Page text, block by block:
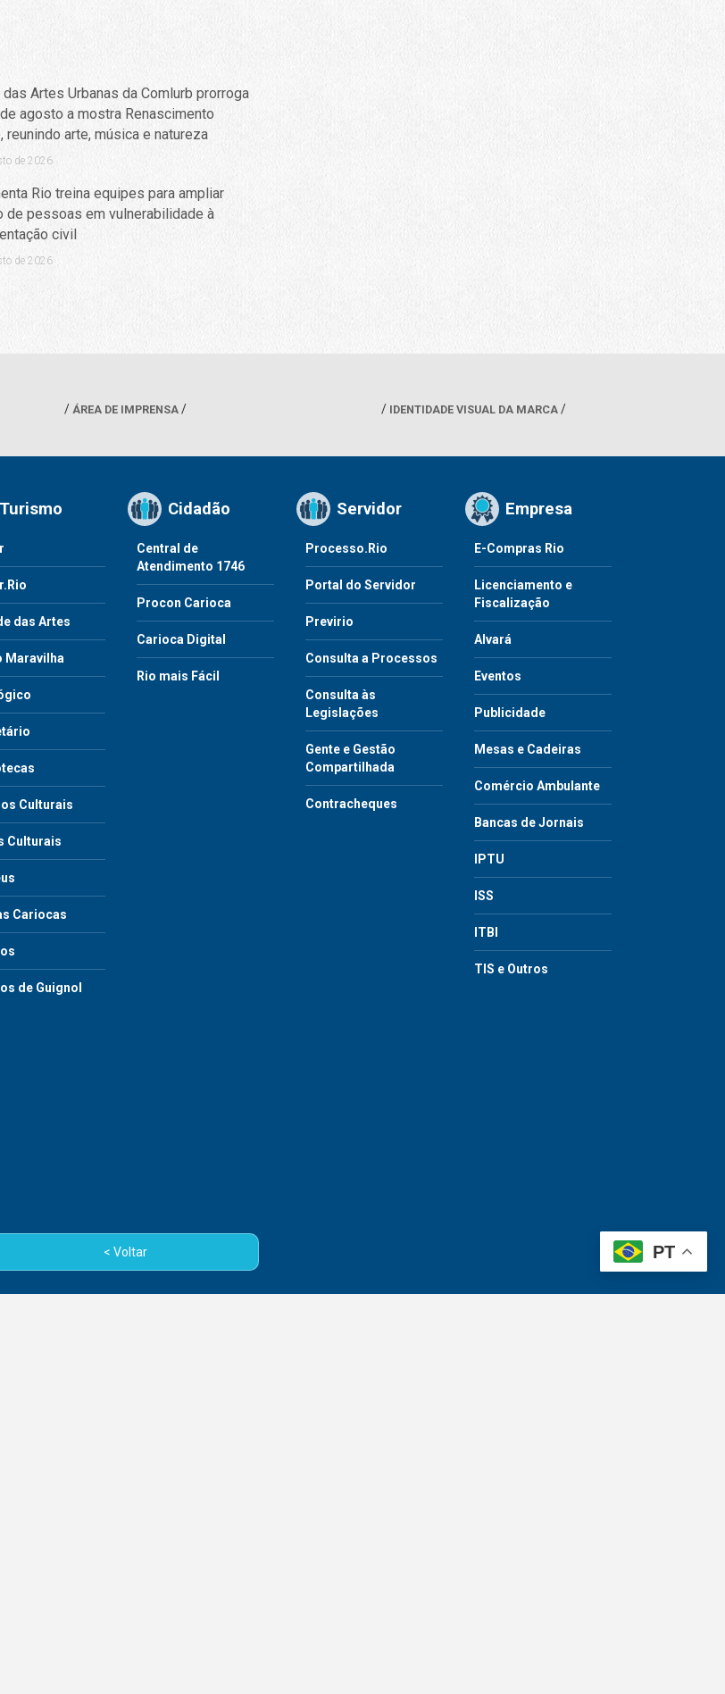
das Artes Urbanas da Comlurb prorroga
agosto a mostra Renascimento
reunindo arte, música e natureza
de 2026
Rio treina equipes para ampliar
de pessoas em vulnerabilidade à
civil
de 2026
< Voltar
ÁREA DE IMPRENSA IDENTIDADE VISUAL DA MARCA
Turismo
das Artes
Maravilha
Culturais
Culturais
Cariocas
de Guignol
Cidadão
Central de
Atendimento 1746
Procon Carioca
Carioca Digital
Rio mais Fácil
Servidor
Processo.Rio
Portal do Servidor
Previrio
Consulta a Processos
Consulta às
Legislações
Gente e Gestão
Compartilhada
Contracheques
Empresa
E-Compras Rio
Licenciamento e
Fiscalização
Alvará
Eventos
Publicidade
Mesas e Cadeiras
Comércio Ambulante
Bancas de Jornais
IPTU
ISS
ITBI
TIS e Outros
PT